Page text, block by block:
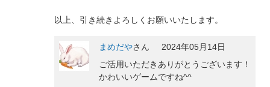
以上、引き続きよろしくお願いいたします。
まめだやさん
2024年05月14日
ご活用いただきありがとうございます！
かわいいゲームですね^^